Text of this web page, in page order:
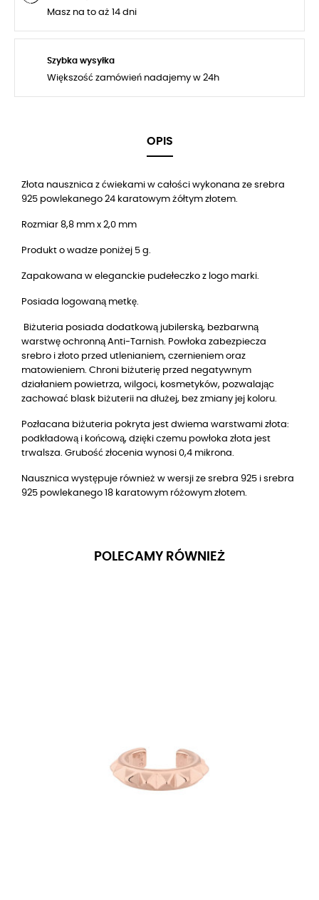
Masz na to aż 14 dni
Szybka wysyłka
Większość zamówień nadajemy w 24h
OPIS
Złota nausznica z ćwiekami w całości wykonana ze srebra
925 powlekanego 24 karatowym żółtym złotem.
Rozmiar 8,8 mm x 2,0 mm
Produkt o wadze poniżej 5 g.
Zapakowana w eleganckie pudełeczko z logo marki.
Posiada logowaną metkę.
Biżuteria posiada dodatkową jubilerską, bezbarwną
warstwę ochronną Anti-Tarnish. Powłoka zabezpiecza
srebro i złoto przed utlenianiem, czernieniem oraz
matowieniem. Chroni biżuterię przed negatywnym
działaniem powietrza, wilgoci, kosmetyków, pozwalając
zachować blask biżuterii na dłużej, bez zmiany jej koloru.
Pozłacana biżuteria pokryta jest dwiema warstwami złota:
podkładową i końcową, dzięki czemu powłoka złota jest
trwalsza. Grubość złocenia wynosi 0,4 mikrona.
Nausznica występuje również w wersji ze srebra 925 i srebra
925 powlekanego 18 karatowym różowym złotem.
POLECAMY RÓWNIEŻ